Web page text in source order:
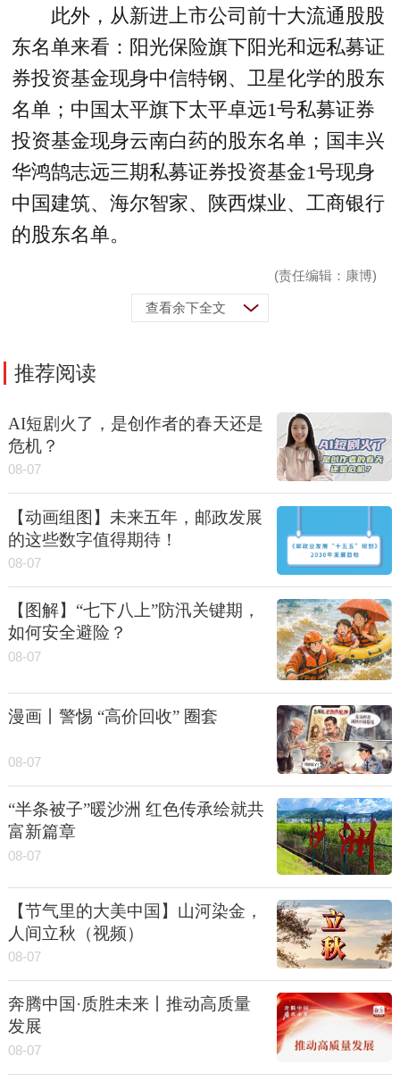
此外，从新进上市公司前十大流通股股
东名单来看：阳光保险旗下阳光和远私募证
券投资基金现身中信特钢、卫星化学的股东
名单；中国太平旗下太平卓远1号私募证券
投资基金现身云南白药的股东名单；国丰兴
华鸿鹄志远三期私募证券投资基金1号现身
中国建筑、海尔智家、陕西煤业、工商银行
的股东名单。
(责任编辑：康博)
查看余下全文
推荐阅读
AI短剧火了，是创作者的春天还是
危机？
08-07
【动画组图】未来五年，邮政发展
的这些数字值得期待！
08-07
【图解】“七下八上”防汛关键期，
如何安全避险？
08-07
漫画丨警惕 “高价回收” 圈套
08-07
“半条被子”暖沙洲 红色传承绘就共
富新篇章
08-07
【节气里的大美中国】山河染金，
人间立秋（视频）
08-07
奔腾中国·质胜未来丨推动高质量
发展
08-07